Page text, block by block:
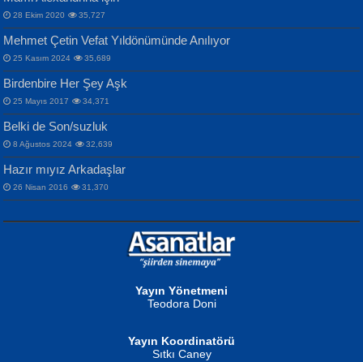
MAHMUT GÜRBÜZ
İbrahim Olmak ve Bitirebilmek...
NURAN KÖSE BAYDAR
Songül Özel
Mahzen...
Ben Deniz Değilim ki...
NAZIM HİKMET RAN
Bir Cezaevinde, Tecritteki Adamın
Mektupları...
28 Ekim 2020 35,727
Mehmet Çetin Vefat Yıldönümünde Anılıyor
25 Kasım 2024 35,689
Birdenbire Her Şey Aşk
25 Mayıs 2017 34,371
Belki de Son/suzluk
8 Ağustos 2024 32,639
Hazır mıyız Arkadaşlar
26 Nisan 2016 31,370
Yayın Yönetmeni
Teodora Doni
Yayın Koordinatörü
Sıtkı Caney